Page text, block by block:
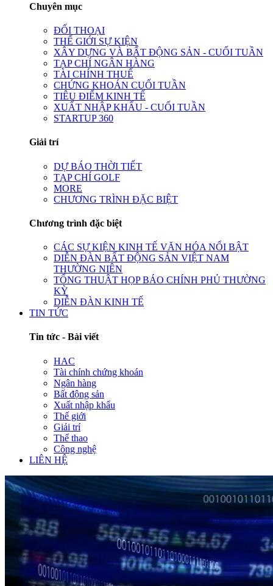
Chuyên mục
ĐỐI THOẠI
THẾ GIỚI SỰ KIỆN
XÂY DỰNG VÀ BẤT ĐỘNG SẢN - CUỐI TUẦN
TẠP CHÍ NGÂN HÀNG
TÀI CHÍNH THUẾ
CHỨNG KHOÁN CUỐI TUẦN
TIÊU ĐIỂM KINH TẾ
XUẤT NHẬP KHẨU - CUỐI TUẦN
STARTUP 360
Giải trí
DỰ BÁO THỜI TIẾT
TẠP CHÍ GOLF
MORE
CHƯƠNG TRÌNH ĐẶC BIỆT
Chương trình đặc biệt
CÁC SỰ KIỆN KINH TẾ VĂN HÓA NỔI BẬT
DIỄN ĐÀN BẤT ĐỘNG SẢN VIỆT NAM
THƯỜNG NIÊN
TỔNG THUẬT HỌP BÁO CHÍNH PHỦ THƯỜNG
KỲ
DIỄN ĐÀN KINH TẾ
TIN TỨC
Tin tức - Bài viết
HAC
Tài chính chứng khoán
Ngân hàng
Bất động sản
Xuất nhập khẩu
Thế giới
Giải trí
Thể thao
Công nghệ
LIÊN HỆ